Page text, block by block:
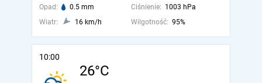
Opad: 0.5 mm Ciśnienie: 1003 hPa
Wiatr:
16 km/h Wilgotność: 95%
10:00
26°C